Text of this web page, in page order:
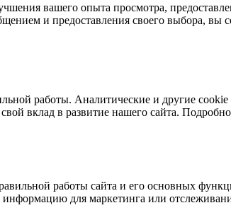
вашего опыта просмотра,
и предоставления своего выбора, вы
работы. Аналитические и другие
вклад в развитие нашего сайта.
работы сайта и его основных
для маркетинга или